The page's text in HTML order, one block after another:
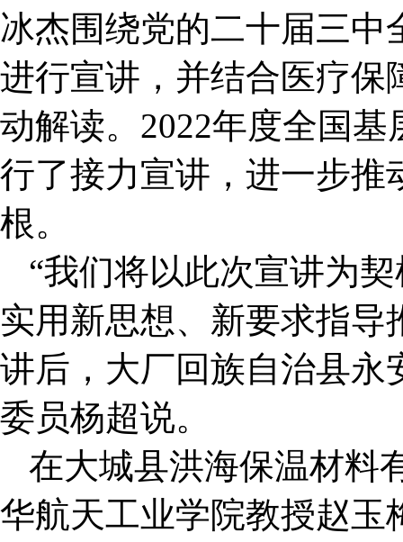
冰杰围绕党的二十届三中
进行宣讲，并结合医疗保
动解读。2022年度全国
行了接力宣讲，进一步推
根。
“我们将以此次宣讲为
实用新思想、新要求指导
讲后，大厂回族自治县永
委员杨超说。
在大城县洪海保温材料
华航天工业学院教授赵玉